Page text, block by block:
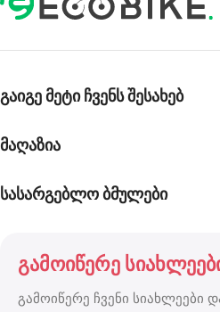
გაიგე მეტი ჩვენს შესახებ
მაღაზია
სასარგებლო ბმულები
გამოიწერე
გამოიწერე ჩვენი სიახლეები